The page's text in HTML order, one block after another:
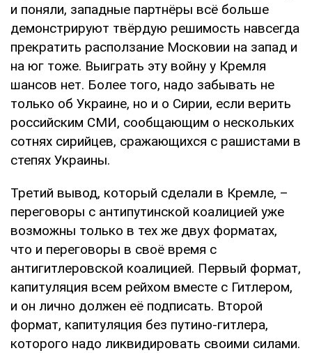
и поняли, западные партнёры всё больше
демонстрируют твёрдую решимость навсегда
прекратить расползание Московии на запад и
на юг тоже. Выиграть эту войну у Кремля
шансов нет. Более того, надо забывать не
только об Украине, но и о Сирии, если верить
российским СМИ, сообщающим о нескольких
сотнях сирийцев, сражающихся с рашистами в
степях Украины.
Третий вывод, который сделали в Кремле, –
переговоры с антипутинской коалицией уже
возможны только в тех же двух форматах,
что и переговоры в своё время с
антигитлеровской коалицией. Первый формат,
капитуляция всем рейхом вместе с Гитлером,
и он лично должен её подписать. Второй
формат, капитуляция без путино-гитлера,
которого надо ликвидировать своими силами.